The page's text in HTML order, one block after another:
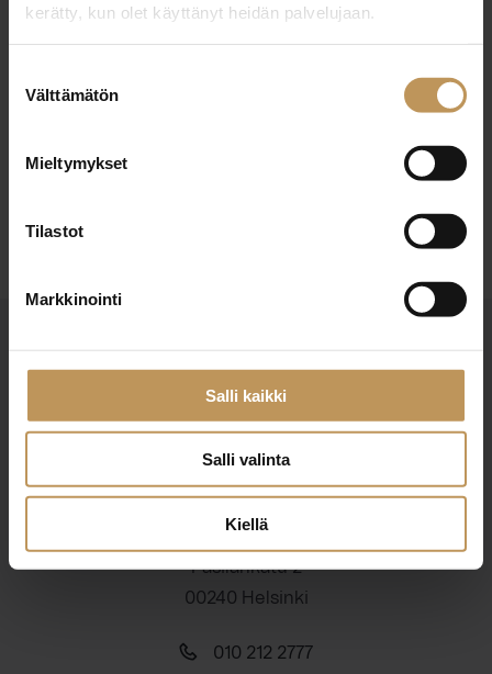
kerätty, kun olet käyttänyt heidän palvelujaan.
valinta
Välttämätön
Mieltymykset
Tilastot
Markkinointi
Salli kaikki
Salli valinta
Kiellä
29.2.2024
Lue artikkeli
Suomen Kiinteistönvälittäjät ry
Finlands Fastighetsmäklare rf
Pasilankatu 2
00240 Helsinki
010 212 2777